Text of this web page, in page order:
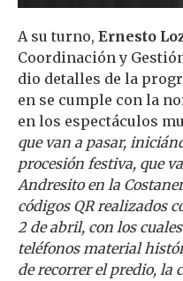
A su turno, Ernesto
Coordinación y
dio detalles de la
en se cumple con la
en los espectáculos
que van a pasar,
procesión festiva, que
Andresito en la
códigos QR realizados
2 de abril, con los
teléfonos material
de recorrer el predio, la